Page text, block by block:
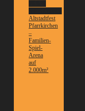
Altstadtfest
Pfarrkirchen
–
Familien-
Spiel-
Arena
auf
2.000m²